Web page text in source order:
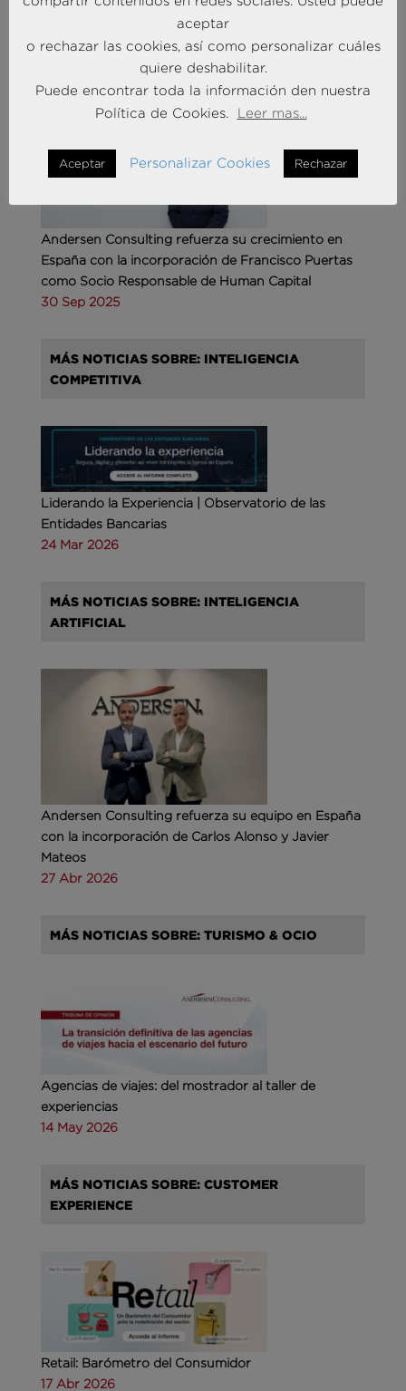
MÁS NOTICIAS SOBRE: ACTUALIDAD
Andersen Consulting refuerza su crecimiento en
España con la incorporación de Francisco Puertas
como Socio Responsable de Human Capital
30 Sep 2025
MÁS NOTICIAS SOBRE: INTELIGENCIA
COMPETITIVA
Liderando la Experiencia | Observatorio de las
Entidades Bancarias
24 Mar 2026
MÁS NOTICIAS SOBRE: INTELIGENCIA
ARTIFICIAL
Andersen Consulting refuerza su equipo en España
con la incorporación de Carlos Alonso y Javier
Mateos
27 Abr 2026
MÁS NOTICIAS SOBRE: TURISMO & OCIO
Agencias de viajes: del mostrador al taller de
experiencias
14 May 2026
MÁS NOTICIAS SOBRE: CUSTOMER
EXPERIENCE
Retail: Barómetro del Consumidor
17 Abr 2026
aceptar
o rechazar las cookies, así como personalizar cuáles
quiere deshabilitar.
Puede encontrar toda la información den nuestra
Política de Cookies.
Leer mas...
Aceptar Personalizar Cookies Rechazar